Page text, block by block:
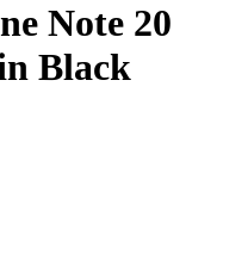
Note 20
Black